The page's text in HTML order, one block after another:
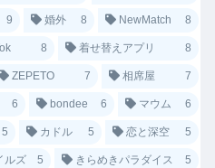
9 婚外 8 NewMatch 8
8 着せ替えアプリ 8
ZEPETO 7 相席屋 7
6 bondee 6 マウム 6
5 カドル 5 恋と深空 5
ルズ 5 きらめきパラダイス 5